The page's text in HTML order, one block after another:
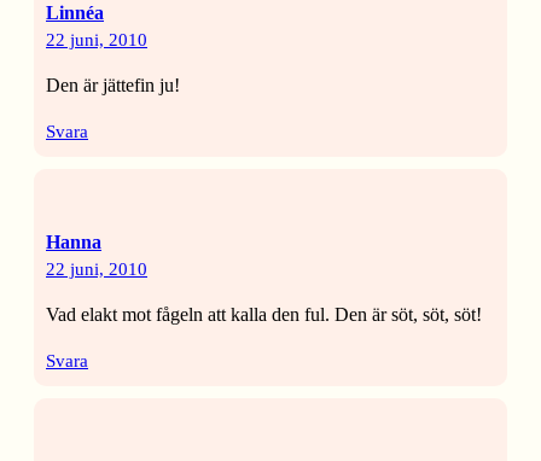
Linnéa
22 juni, 2010
Den är jättefin ju!
Svara
Hanna
22 juni, 2010
Vad elakt mot fågeln att kalla den ful. Den är söt, söt, söt!
Svara